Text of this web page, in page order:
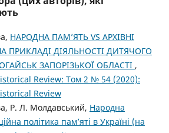
НАРОДНА ПАМ’ЯТЬ VS АРХІВНІ
ПРИКЛАДІ ДІЯЛЬНОСТІ ДИТЯЧОГО
ЗАПОРІЗЬКОЇ ОБЛАСТІ ,
Review: Том 2 № 54 (2020):
Review
Р. Л. Молдавський, Народна
політика пам’яті в Україні (на